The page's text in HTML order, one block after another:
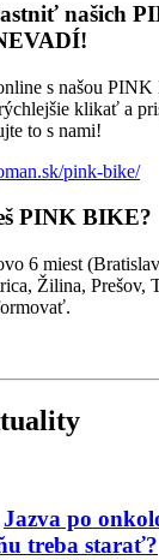
našich
s našou
klikať a
to s nami!
pink-bike/
PINK BIKE?
6 miest
Žilina, Prešov,
Jazva po
treba starať?